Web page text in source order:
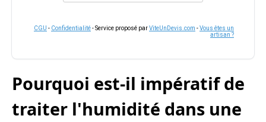
CGU - Confidentialité- Service proposé parViteUnDevis.com -Vous êtes un
artisan ?
Pourquoi est-il impératif de
traiter l'humidité dans une